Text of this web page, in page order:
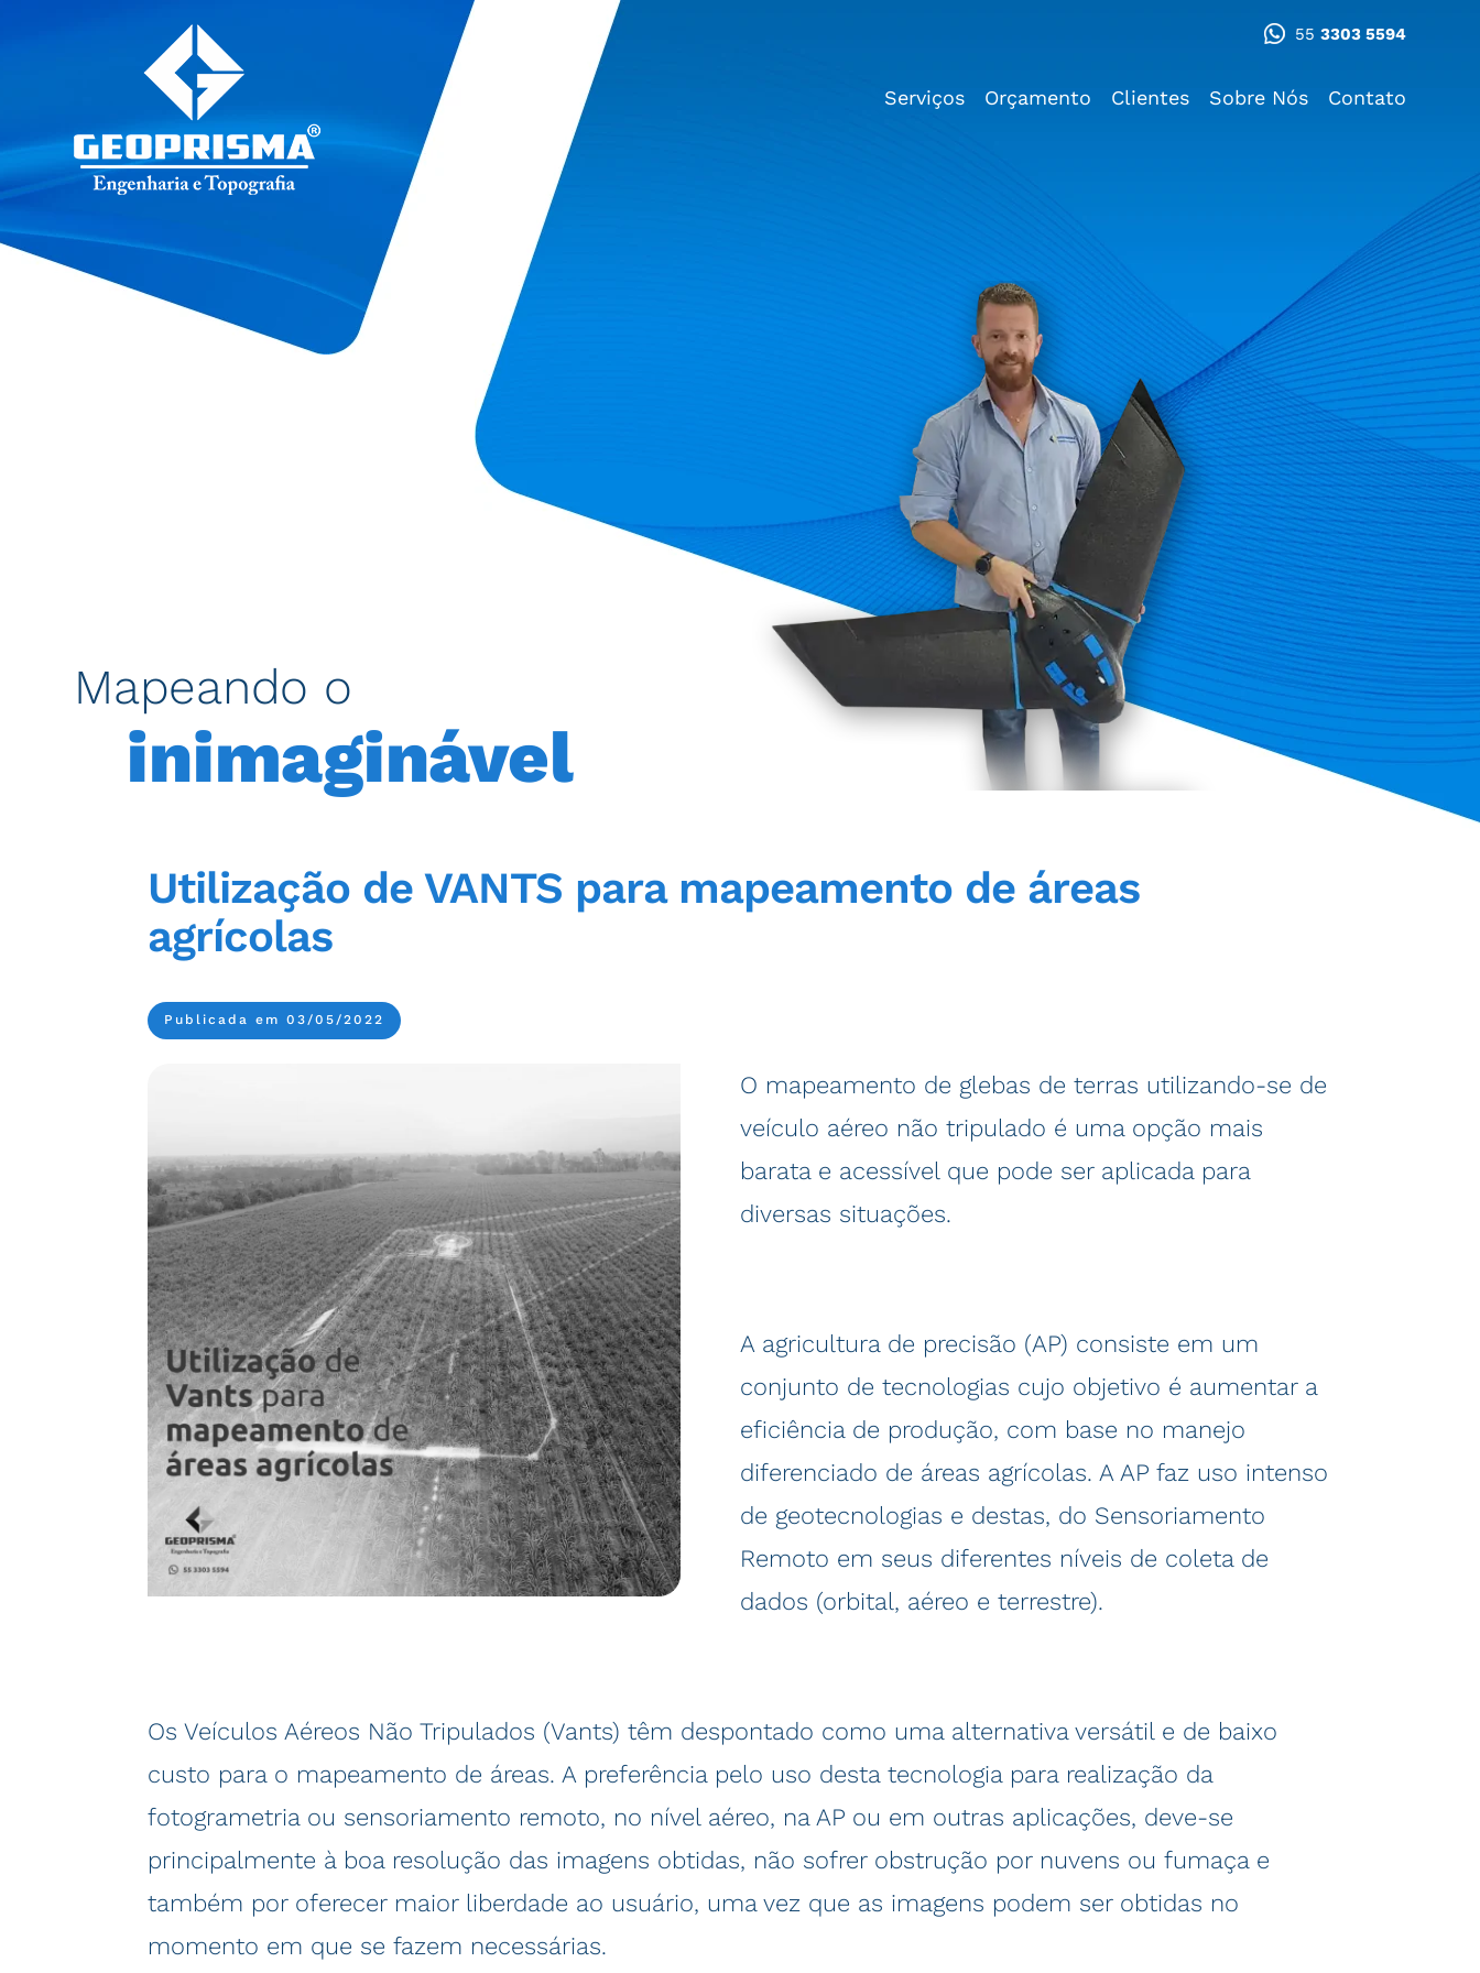
55 3303 5594
Serviços Orçamento Clientes Sobre Nós Contato
Mapeando o
inimaginável
Utilização de VANTS para mapeamento de áreas
agrícolas
Publicada em 03/05/2022
O mapeamento de glebas de terras utilizando-se de
veículo aéreo não tripulado é uma opção mais
barata e acessível que pode ser aplicada para
diversas situações.
A agricultura de precisão (AP) consiste em um
conjunto de tecnologias cujo objetivo é aumentar a
eficiência de produção, com base no manejo
diferenciado de áreas agrícolas. A AP faz uso intenso
de geotecnologias e destas, do Sensoriamento
Remoto em seus diferentes níveis de coleta de
dados (orbital, aéreo e terrestre).
Os Veículos Aéreos Não Tripulados (Vants) têm despontado como uma alternativa versátil e de baixo
custo para o mapeamento de áreas. A preferência pelo uso desta tecnologia para realização da
fotogrametria ou sensoriamento remoto, no nível aéreo, na AP ou em outras aplicações, deve-se
principalmente à boa resolução das imagens obtidas, não sofrer obstrução por nuvens ou fumaça e
também por oferecer maior liberdade ao usuário, uma vez que as imagens podem ser obtidas no
momento em que se fazem necessárias.